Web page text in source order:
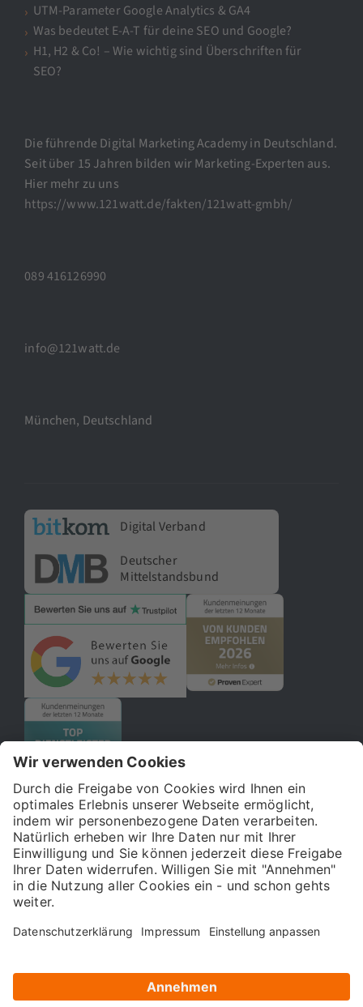
UTM-Parameter Google Analytics & GA4
Was bedeutet E-A-T für deine SEO und Google?
H1, H2 & Co! – Wie wichtig sind Überschriften für
SEO?
Die führende Digital Marketing Academy in Deutschland.
Seit über 15 Jahren bilden wir Marketing-Experten aus.
Hier mehr zu uns
https://www.121watt.de/fakten/121watt-gmbh/
089 416126990
info@121watt.de
München, Deutschland
Digital Verband
Deutscher
Mittelstandsbund
© 2026 121WATT GmbH
Über uns
Allgemeine Geschäftsbedingungen